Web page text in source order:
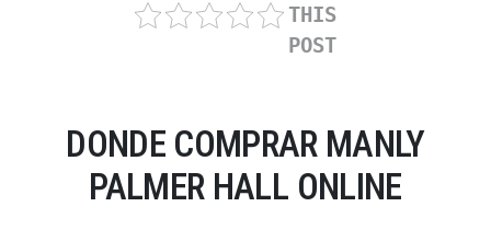
THIS
POST
DONDE COMPRAR MANLY
PALMER HALL ONLINE